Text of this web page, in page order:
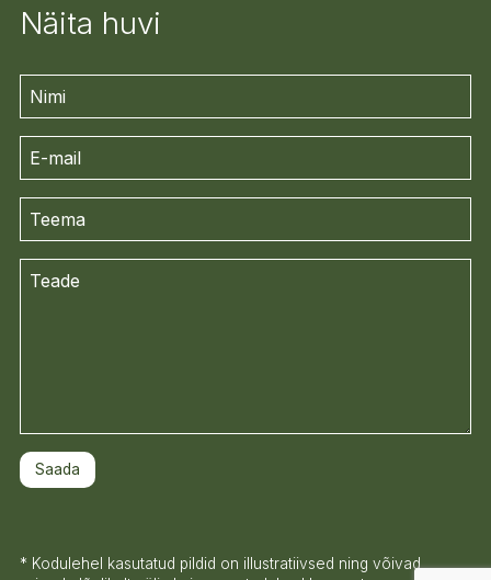
Näita huvi
* Kodulehel kasutatud pildid on illustratiivsed ning võivad